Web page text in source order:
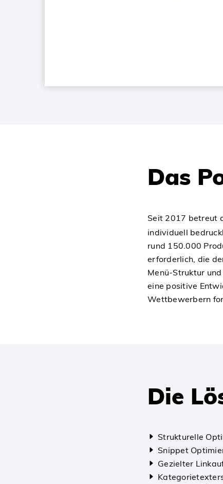
Das
Seit 2017 betreut
individuell
rund 150.000
erforderlich, die
Menü-Struktur
eine positive
Wettbewerbern
Die
Strukturelle
Snippet
Gezielter